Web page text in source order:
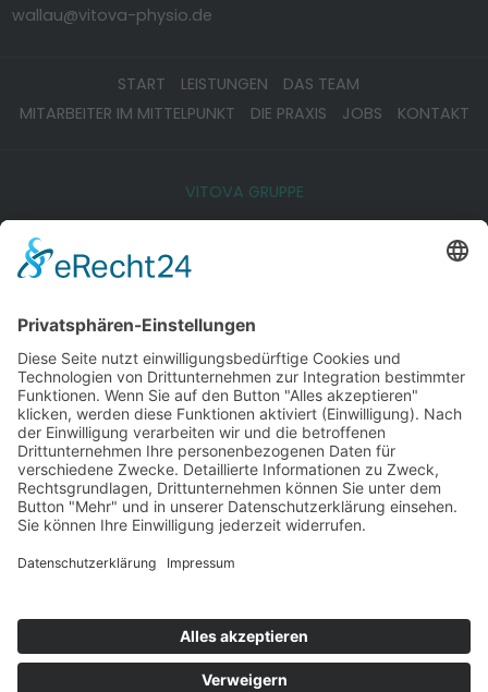
frankfurt@vitova-
sanupark@vitova-
physio.de
wallau@vitova-
physio.de
wallau@vitova-physio.de
START LEISTUNGEN
DAS TEAM
MITARBEITER IM MITTELPUNKT
DIE PRAXIS JOBS KONTAKT
VITOVA GRUPPE
© 2026 Vitova Physio